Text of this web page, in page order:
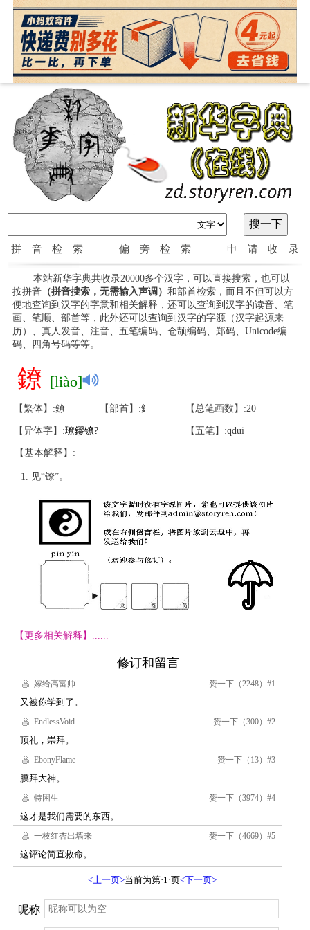
拼音检索 偏旁检索 申请收录
本站新华字典共收录20000多个汉字，可以直接搜索，也可以
按拼音（拼音搜索，无需输入声调） 和部首检索，而且不但可以方
便地查询到汉字的字意和相关解释，还可以查询到汉字的读音、笔
画、笔顺、部首等，此外还可以查询到汉字的字源（汉字起源来
历）、真人发音、注音、五笔编码、仓颉编码、郑码、Unicode编
码、四角号码等等。
鐐 [liào]
【繁体】:鐐 【部首】:釒 【总笔画数】:20
【异体字】:璙鏐镣? 【五笔】:qdui
【基本解释】:
见“镣”。
【更多相关解释】......